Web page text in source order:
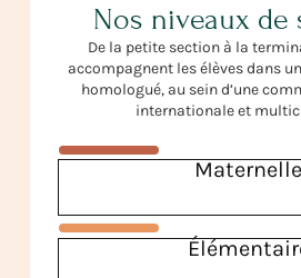
Nos niveaux de
De la petite section à la
accompagnent les élèves dans
homologué, au sein d’une
internationale et
Maternelle